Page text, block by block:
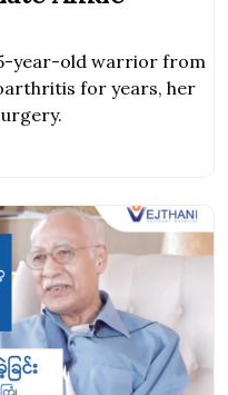
year-old warrior from
for years, her